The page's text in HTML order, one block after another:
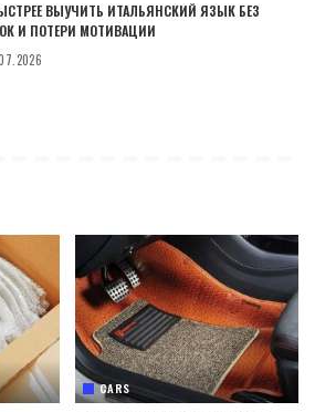
ВЫУЧИТЬ ИТАЛЬЯНСКИЙ ЯЗЫК БЕЗ
И ПОТЕРИ МОТИВАЦИИ
CARS